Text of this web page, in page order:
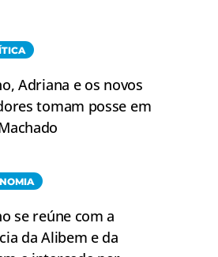
Adriana e os novos
tomam posse em
se reúne com a
da Alibem e da